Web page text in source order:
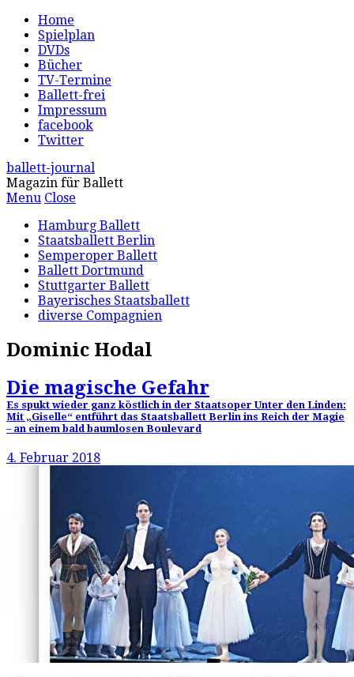
Home
Spielplan
DVDs
Bücher
TV-Termine
Ballett-frei
Impressum
facebook
Twitter
ballett-journal
Magazin für Ballett
Menu Close
Hamburg Ballett
Staatsballett Berlin
Semperoper Ballett
Ballett Dortmund
Stuttgarter Ballett
Bayerisches Staatsballett
diverse Compagnien
Dominic Hodal
Die magische Gefahr
Es spukt wieder ganz köstlich in der Staatsoper Unter den Linden:
Mit „Giselle“ entführt das Staatsballett Berlin ins Reich der Magie
– an einem bald baumlosen Boulevard
4. Februar 2018